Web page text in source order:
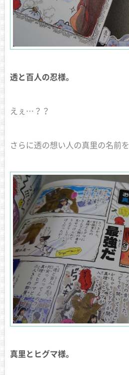
透と百人の忍様。
えぇ…？？
さらに透の想い人の真里の名前を
真里とヒグマ様。